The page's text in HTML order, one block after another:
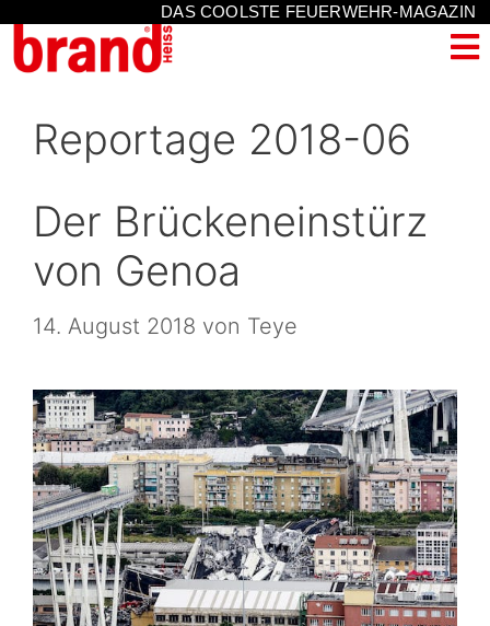
DAS COOLSTE FEUERWEHR-MAGAZIN
Reportage 2018-06
Der Brückeneinstürz
von Genoa
14. August 2018 von Teye